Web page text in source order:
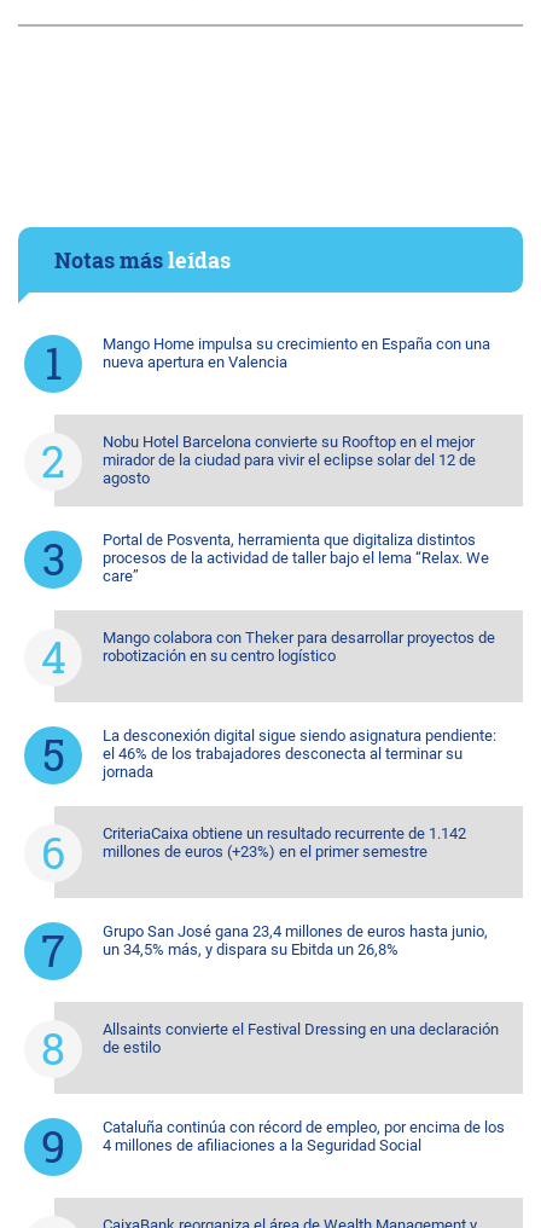
Notas másleídas
Mango Home impulsa su crecimiento en España con una
nueva apertura en Valencia
Nobu Hotel Barcelona convierte su Rooftop en el mejor
mirador de la ciudad para vivir el eclipse solar del 12 de
agosto
Portal de Posventa, herramienta que digitaliza distintos
procesos de la actividad de taller bajo el lema “Relax. We
care”
Mango colabora con Theker para desarrollar proyectos de
robotización en su centro logístico
La desconexión digital sigue siendo asignatura pendiente:
el 46% de los trabajadores desconecta al terminar su
jornada
CriteriaCaixa obtiene un resultado recurrente de 1.142
millones de euros (+23%) en el primer semestre
Grupo San José gana 23,4 millones de euros hasta junio,
un 34,5% más, y dispara su Ebitda un 26,8%
Allsaints convierte el Festival Dressing en una declaración
de estilo
Cataluña continúa con récord de empleo, por encima de los
4 millones de afiliaciones a la Seguridad Social